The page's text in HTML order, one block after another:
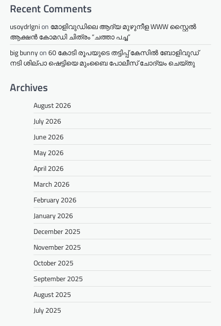
Recent Comments
usoydrlgnion മോളിവുഡിലെ ആദ്യ മുഴുനീള WWW സ്റ്റൈൽ
ആക്ഷൻ കോമഡി ചിത്രം “ചത്താ പച്ച”
big bunnyon60 കോടി രൂപയുടെ തട്ടിപ്പ് കേസിൽ ബോളിവുഡ്
നടി ശില്പാ ഷെട്ടിയെ മുംബൈ പോലീസ് ചോദ്യം ചെയ്തു
Archives
August 2026
July 2026
June 2026
May 2026
April 2026
March 2026
February 2026
January 2026
December 2025
November 2025
October 2025
September 2025
August 2025
July 2025